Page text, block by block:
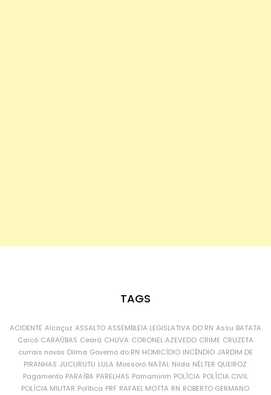
TAGS
ACIDENTE Alcaçuz ASSALTO ASSEMBLEIA LEGISLATIVA DO RN Assu BATATA
Caicó CARAÚBAS Ceará CHUVA CORONEL AZEVEDO CRIME CRUZETA
currais novos Dilma Governo do RN HOMICÍDIO INCÊNDIO JARDIM DE
PIRANHAS JUCURUTU LULA Mossoró NATAL Nilda NÉLTER QUEIROZ
Pagamento PARAÍBA PARELHAS Parnamirim POLÍCIA POLÍCIA CIVIL
POLÍCIA MILITAR Política PRF RAFAEL MOTTA RN ROBERTO GERMANO